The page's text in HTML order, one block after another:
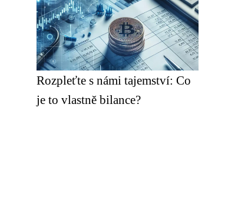
Rozpleťte s námi tajemství: Co
je to vlastně bilance?